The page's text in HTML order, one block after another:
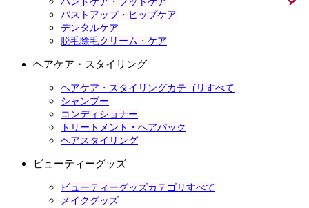
バストアップ・ヒップケア
デンタルケア
脱毛除毛クリーム・ケア
ヘアケア・スタイリング
ヘアケア・スタイリングカテゴリすべて
シャンプー
コンディショナー
トリートメント・ヘアパック
ヘアスタイリング
ビューティーグッズ
ビューティーグッズカテゴリすべて
メイクグッズ